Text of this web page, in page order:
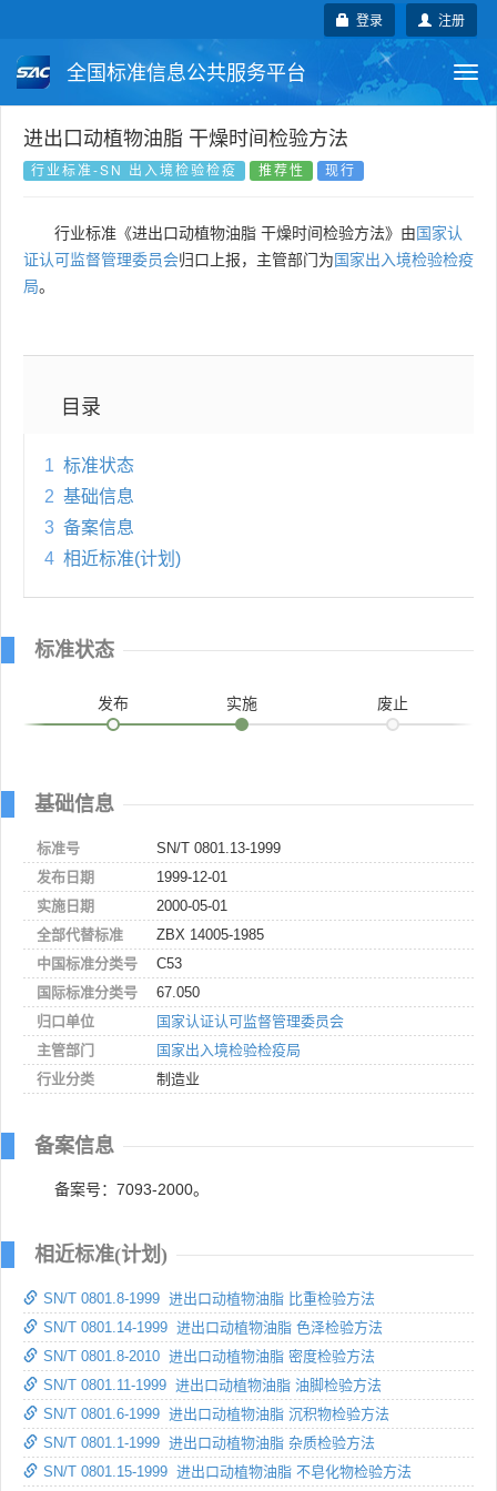
注册
登录
全国标准信息公共服务平台
国家标准 行业标准
国外标准 技术委员会
进出口动植物油脂 干燥时间检验方法
行业标准-SN 出入境检验检疫 推荐性 现行
行业标准《进出口动植物油脂 干燥时间检验方法》由国家认
证认可监督管理委员会归口上报，主管部门为国家出入境检验检疫
局。
目录
1 标准状态
2 基础信息
3 备案信息
4 相近标准(计划)
标准状态
发布 实施 废止
基础信息
标准号
SN/T 0801.13-1999
发布日期
1999-12-01
实施日期
2000-05-01
全部代替标准
ZBX 14005-1985
中国标准分类号
C53
国际标准分类号
67.050
归口单位
国家认证认可监督管理委员会
主管部门
国家出入境检验检疫局
行业分类
制造业
备案信息
备案号：7093-2000。
相近标准(计划)
SN/T 0801.8-1999 进出口动植物油脂 比重检验方法
SN/T 0801.14-1999 进出口动植物油脂 色泽检验方法
SN/T 0801.8-2010 进出口动植物油脂 密度检验方法
SN/T 0801.11-1999 进出口动植物油脂 油脚检验方法
SN/T 0801.6-1999 进出口动植物油脂 沉积物检验方法
SN/T 0801.1-1999 进出口动植物油脂 杂质检验方法
SN/T 0801.15-1999 进出口动植物油脂 不皂化物检验方法